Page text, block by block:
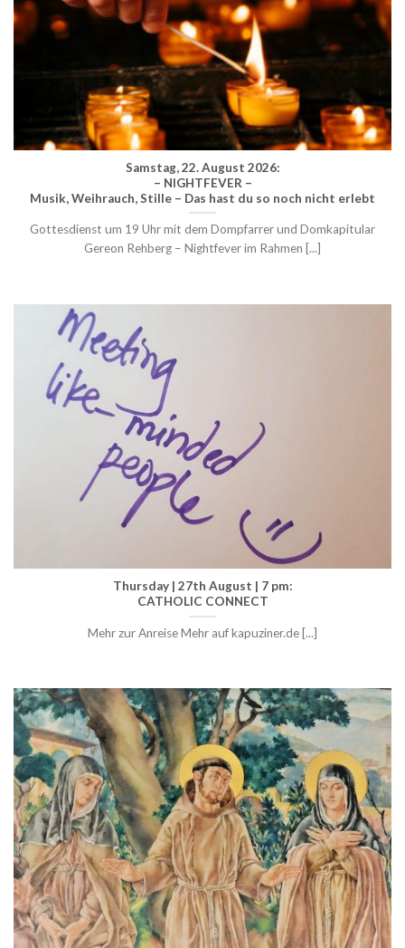
Samstag, 22. August 2026:
– NIGHTFEVER –
Musik, Weihrauch, Stille – Das hast du so noch nicht erlebt
Gottesdienst um 19 Uhr mit dem Dompfarrer und Domkapitular
Gereon Rehberg – Nightfever im Rahmen [...]
Thursday | 27th August | 7 pm:
CATHOLIC CONNECT
Mehr zur Anreise Mehr auf kapuziner.de [...]